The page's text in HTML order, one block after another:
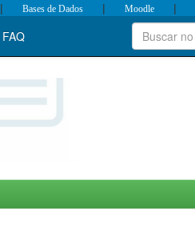
| Bases de Dados | Moodle |
FAQ